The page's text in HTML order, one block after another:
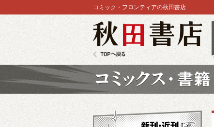
コミック・フロンティアの秋田書店